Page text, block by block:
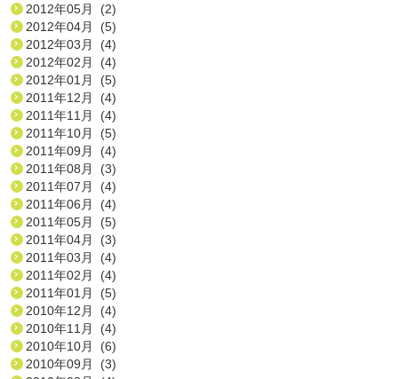
2012年05月 (2)
2012年04月 (5)
2012年03月 (4)
2012年02月 (4)
2012年01月 (5)
2011年12月 (4)
2011年11月 (4)
2011年10月 (5)
2011年09月 (4)
2011年08月 (3)
2011年07月 (4)
2011年06月 (4)
2011年05月 (5)
2011年04月 (3)
2011年03月 (4)
2011年02月 (4)
2011年01月 (5)
2010年12月 (4)
2010年11月 (4)
2010年10月 (6)
2010年09月 (3)